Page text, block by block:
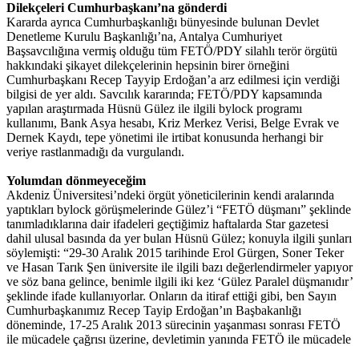
Dilekçeleri Cumhurbaşkanı’na gönderdi
Kararda ayrıca Cumhurbaşkanlığı bünyesinde bulunan Devlet
Denetleme Kurulu Başkanlığı’na, Antalya Cumhuriyet
Başsavcılığına vermiş olduğu tüm FETÖ/PDY silahlı terör örgütü
hakkındaki şikayet dilekçelerinin hepsinin birer örneğini
Cumhurbaşkanı Recep Tayyip Erdoğan’a arz edilmesi için verdiği
bilgisi de yer aldı. Savcılık kararında; FETÖ/PDY kapsamında
yapılan araştırmada Hüsnü Gülez ile ilgili bylock programı
kullanımı, Bank Asya hesabı, Kriz Merkez Verisi, Belge Evrak ve
Dernek Kaydı, tepe yönetimi ile irtibat konusunda herhangi bir
veriye rastlanmadığı da vurgulandı.
Yolumdan dönmeyeceğim
Akdeniz Üniversitesi’ndeki örgüt yöneticilerinin kendi aralarında
yaptıkları bylock görüşmelerinde Gülez’i “FETÖ düşmanı” şeklinde
tanımladıklarına dair ifadeleri geçtiğimiz haftalarda Star gazetesi
dahil ulusal basında da yer bulan Hüsnü Gülez; konuyla ilgili şunları
söylemişti: “29-30 Aralık 2015 tarihinde Erol Gürgen, Soner Teker
ve Hasan Tarık Şen üniversite ile ilgili bazı değerlendirmeler yapıyor
ve söz bana gelince, benimle ilgili iki kez ‘Gülez Paralel düşmanıdır’
şeklinde ifade kullanıyorlar. Onların da itiraf ettiği gibi, ben Sayın
Cumhurbaşkanımız Recep Tayip Erdoğan’ın Başbakanlığı
döneminde, 17-25 Aralık 2013 sürecinin yaşanması sonrası FETÖ
ile mücadele çağrısı üzerine, devletimin yanında FETÖ ile mücadele